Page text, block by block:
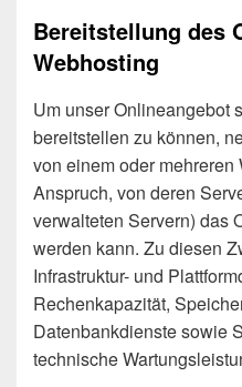
Bereitstellung des
Webhosting
Um unser Onlineangebot
bereitstellen zu können,
von einem oder
Anspruch, von deren
verwalteten Servern) das
werden kann. Zu diesen
Infrastruktur- und
Rechenkapazität,
Datenbankdienste sowie
technische